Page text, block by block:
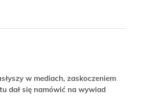
w mediach, zaskoczeniem
dał się namówić na wywiad